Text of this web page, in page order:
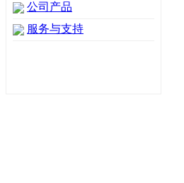
公司产品
服务与支持